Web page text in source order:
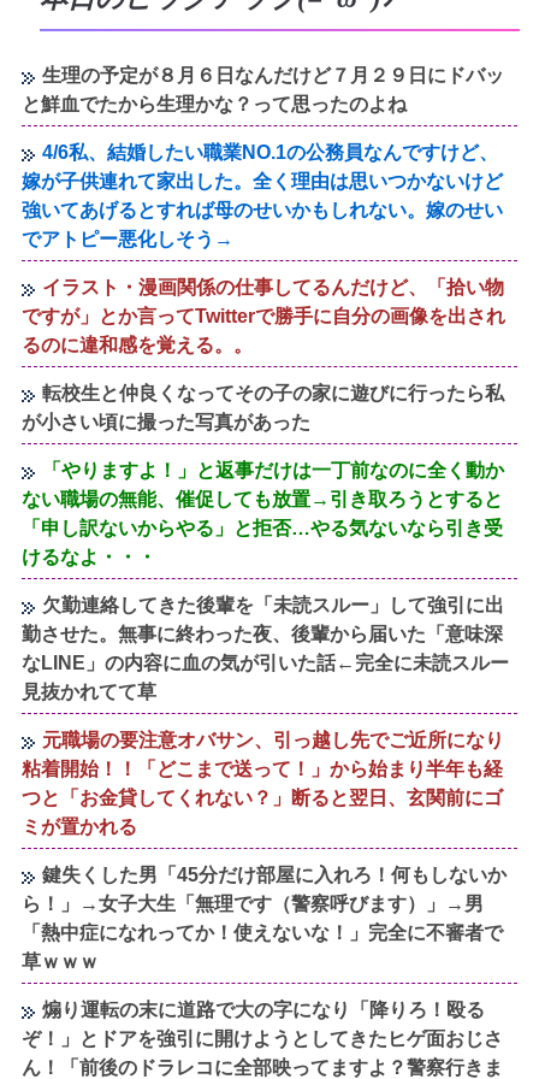
生理の予定が８月６日なんだけど７月２９日にドバッ
と鮮血でたから生理かな？って思ったのよね
4/6私、結婚したい職業NO.1の公務員なんですけど、
嫁が子供連れて家出した。全く理由は思いつかないけど
強いてあげるとすれば母のせいかもしれない。嫁のせい
でアトピー悪化しそう→
イラスト・漫画関係の仕事してるんだけど、「拾い物
ですが」とか言ってTwitterで勝手に自分の画像を出され
るのに違和感を覚える。。
転校生と仲良くなってその子の家に遊びに行ったら私
が小さい頃に撮った写真があった
「やりますよ！」と返事だけは一丁前なのに全く動か
ない職場の無能、催促しても放置→引き取ろうとすると
「申し訳ないからやる」と拒否…やる気ないなら引き受
けるなよ・・・
欠勤連絡してきた後輩を「未読スルー」して強引に出
勤させた。無事に終わった夜、後輩から届いた「意味深
なLINE」の内容に血の気が引いた話←完全に未読スルー
見抜かれてて草
元職場の要注意オバサン、引っ越し先でご近所になり
粘着開始！！「どこまで送って！」から始まり半年も経
つと「お金貸してくれない？」断ると翌日、玄関前にゴ
ミが置かれる
鍵失くした男「45分だけ部屋に入れろ！何もしないか
ら！」→女子大生「無理です（警察呼びます）」→男
「熱中症になれってか！使えないな！」完全に不審者で
草ｗｗｗ
煽り運転の末に道路で大の字になり「降りろ！殴る
ぞ！」とドアを強引に開けようとしてきたヒゲ面おじさ
ん！「前後のドラレコに全部映ってますよ？警察行きま